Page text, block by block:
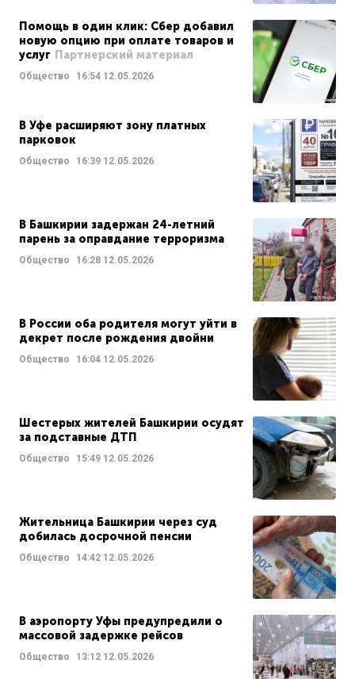
Помощь в один клик: Сбер добавил
новую опцию при оплате товаров и
услуг Партнерский материал
Общество 16:54 12.05.2026
В Уфе расширяют зону платных
парковок
Общество 16:39 12.05.2026
В Башкирии задержан 24-летний
парень за оправдание терроризма
Общество 16:28 12.05.2026
В России оба родителя могут уйти в
декрет после рождения двойни
Общество 16:04 12.05.2026
Шестерых жителей Башкирии осудят
за подставные ДТП
Общество 15:49 12.05.2026
Жительница Башкирии через суд
добилась досрочной пенсии
Общество 14:42 12.05.2026
В аэропорту Уфы предупредили о
массовой задержке рейсов
Общество 13:12 12.05.2026